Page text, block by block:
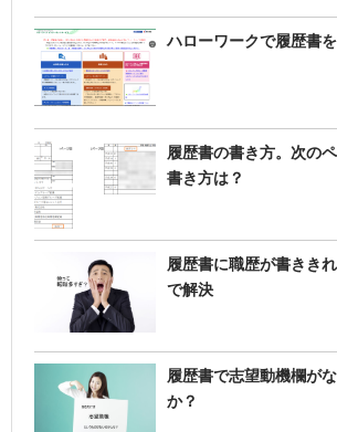
ハローワークで履歴書
履歴書の書き方。次の
書き方は？
履歴書に職歴が書きき
で解決
履歴書で志望動機欄が
か？